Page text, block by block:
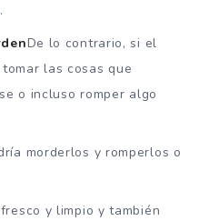
De lo contrario, si el
las cosas que
o incluso romper algo
morderlos y romperlos o
fresco y limpio y también